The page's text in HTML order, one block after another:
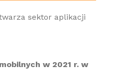
sektor aplikacji
w 2021 r. w